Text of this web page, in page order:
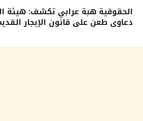
دعاوى طعن على قانون الإيجار